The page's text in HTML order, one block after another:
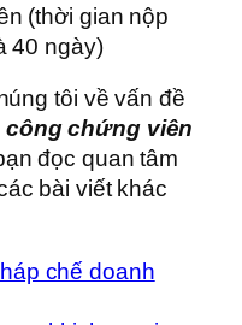
(thời gian nộp
40 ngày)
tôi về vấn đề
công chứng viên
đọc quan tâm
bài viết khác
chế doanh